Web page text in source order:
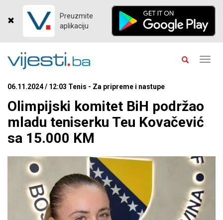
Preuzmite
aplikaciju
06.11.2024 / 12:03 Tenis - Za pripreme i nastupe
Olimpijski komitet BiH podržao
mladu teniserku Teu Kovačević
sa 15.000 KM